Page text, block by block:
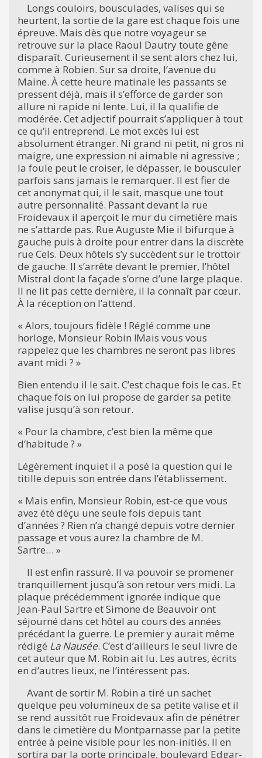
Longs couloirs, bousculades, valises qui se
heurtent, la sortie de la gare est chaque fois une
épreuve. Mais dès que notre voyageur se
retrouve sur la place Raoul Dautry toute gêne
disparaît. Curieusement il se sent alors chez lui,
comme à Robien. Sur sa droite, l’avenue du
Maine. À cette heure matinale les passants se
pressent déjà, mais il s’efforce de garder son
allure ni rapide ni lente. Lui, il la qualifie de
modérée. Cet adjectif pourrait s’appliquer à tout
ce qu’il entreprend. Le mot excès lui est
absolument étranger. Ni grand ni petit, ni gros ni
maigre, une expression ni aimable ni agressive ;
la foule peut le croiser, le dépasser, le bousculer
parfois sans jamais le remarquer. Il est fier de
cet anonymat qui, il le sait, masque une tout
autre personnalité. Passant devant la rue
Froidevaux il aperçoit le mur du cimetière mais
ne s’attarde pas. Rue Auguste Mie il bifurque à
gauche puis à droite pour entrer dans la discrète
rue Cels. Deux hôtels s’y succèdent sur le trottoir
de gauche. Il s’arrête devant le premier, l’hôtel
Mistral dont la façade s’orne d’une large plaque.
Il ne lit pas cette dernière, il la connaît par cœur.
À la réception on l’attend.
« Alors, toujours fidèle ! Réglé comme une
horloge, Monsieur Robin !Mais vous vous
rappelez que les chambres ne seront pas libres
avant midi ? »
Bien entendu il le sait. C’est chaque fois le cas. Et
chaque fois on lui propose de garder sa petite
valise jusqu’à son retour.
« Pour la chambre, c’est bien la même que
d’habitude ? »
Légèrement inquiet il a posé la question qui le
titille depuis son entrée dans l’établissement.
« Mais enfin, Monsieur Robin, est-ce que vous
avez été déçu une seule fois depuis tant
d’années ? Rien n’a changé depuis votre dernier
passage et vous aurez la chambre de M.
Sartre… »
Il est enfin rassuré. Il va pouvoir se promener
tranquillement jusqu’à son retour vers midi. La
plaque précédemment ignorée indique que
Jean-Paul Sartre et Simone de Beauvoir ont
séjourné dans cet hôtel au cours des années
précédant la guerre. Le premier y aurait même
rédigé La Nausée. C’est d’ailleurs le seul livre de
cet auteur que M. Robin ait lu. Les autres, écrits
en d’autres lieux, ne l’intéressent pas.
Avant de sortir M. Robin a tiré un sachet
quelque peu volumineux de sa petite valise et il
se rend aussitôt rue Froidevaux afin de pénétrer
dans le cimetière du Montparnasse par la petite
entrée à peine visible pour les non-initiés. Il en
sortira par la porte principale, boulevard Edgar-